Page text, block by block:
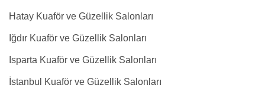
Hatay Kuaför ve Güzellik Salonları
Iğdır Kuaför ve Güzellik Salonları
Isparta Kuaför ve Güzellik Salonları
İstanbul Kuaför ve Güzellik Salonları